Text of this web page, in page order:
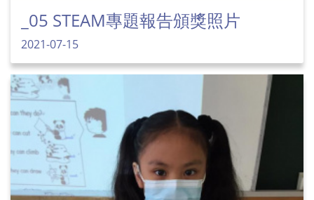
_05 STEAM專題報告頒獎照片
2021-07-15